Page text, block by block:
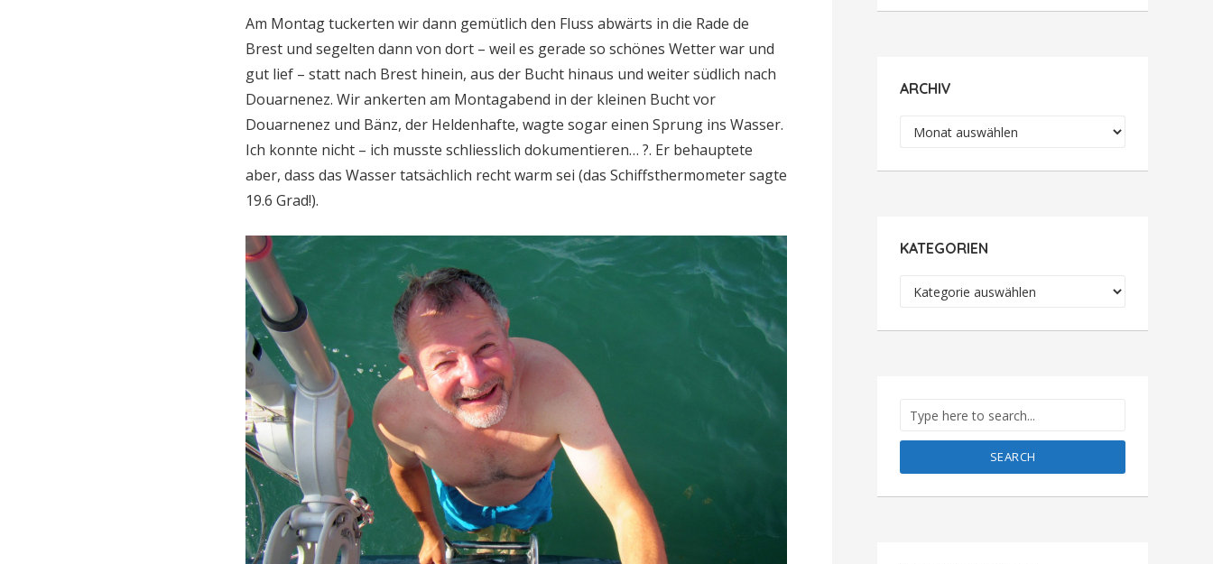
Am Montag tuckerten wir dann gemütlich den Fluss abwärts in die Rade de
Brest und segelten dann von dort – weil es gerade so schönes Wetter war und
gut lief – statt nach Brest hinein, aus der Bucht hinaus und weiter südlich nach
Douarnenez. Wir ankerten am Montagabend in der kleinen Bucht vor
Douarnenez und Bänz, der Heldenhafte, wagte sogar einen Sprung ins Wasser.
Ich konnte nicht – ich musste schliesslich dokumentieren… ?. Er behauptete
aber, dass das Wasser tatsächlich recht warm sei (das Schiffsthermometer sagte
19.6 Grad!).
ARCHIV
Archiv
KATEGORIEN
SEARCH